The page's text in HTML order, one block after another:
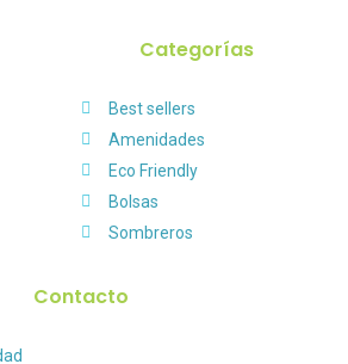
Categorías
Best sellers
Amenidades
Eco Friendly
Bolsas
Sombreros
Contacto